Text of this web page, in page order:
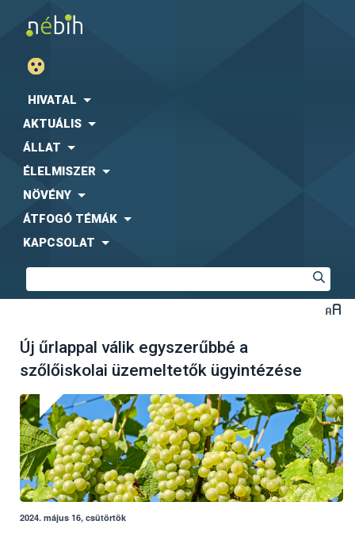
HIVATAL
AKTUÁLIS
ÁLLAT
ÉLELMISZER
NÖVÉNY
ÁTFOGÓ TÉMÁK
KAPCSOLAT
Új űrlappal válik egyszerűbbé a
szőlőiskolai üzemeltetők ügyintézése
2024. május 16, csütörtök